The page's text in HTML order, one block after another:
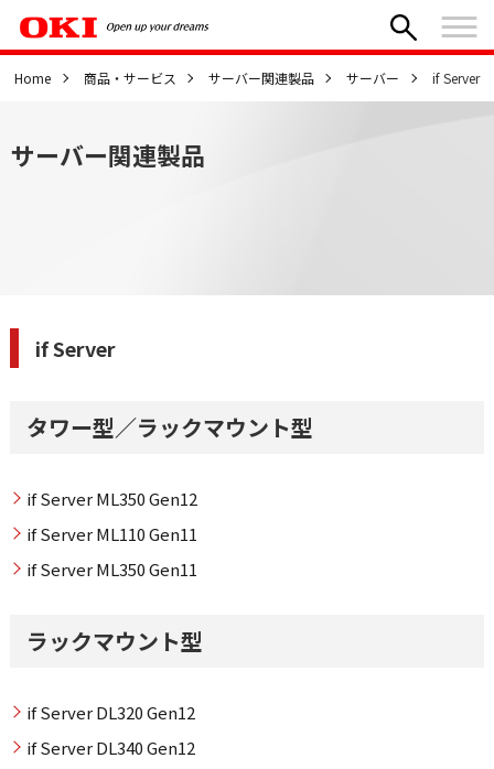
Home 商品・サービス サーバー関連製品 サーバー if Server
サーバー関連製品
if Server
タワー型／ラックマウント型
if Server ML350 Gen12
if Server ML110 Gen11
if Server ML350 Gen11
ラックマウント型
if Server DL320 Gen12
if Server DL340 Gen12